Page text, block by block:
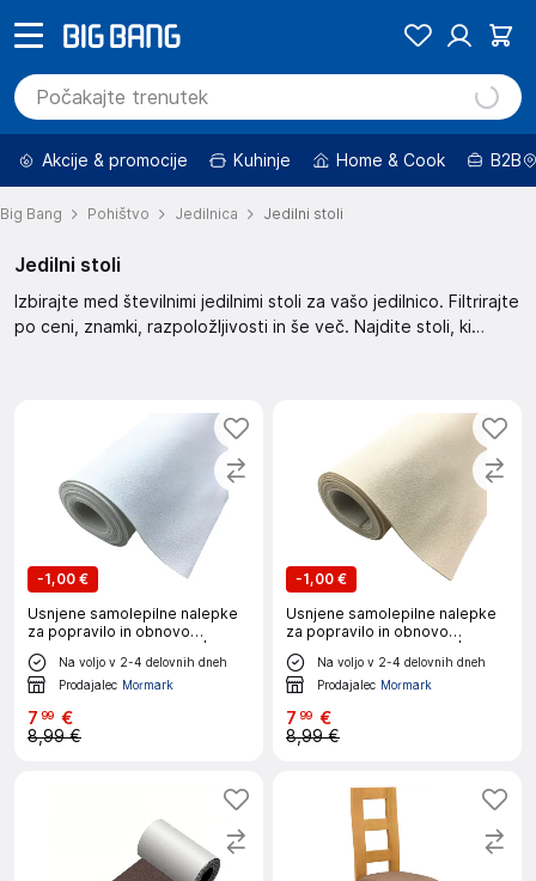
Akcije & promocije Kuhinje Home & Cook B2B
Big Bang Pohištvo Jedilnica Jedilni stoli
Jedilni stoli
Izbirajte med številnimi jedilnimi stoli za vašo jedilnico. Filtrirajte
po ceni, znamki, razpoložljivosti in še več. Najdite stoli, ki
-1,00 €
Usnjene samolepilne nalepke
za popravilo in obnovo
usnjenih sedežev - Bela |
LEATHERPATCH
Na voljo v 2-4 delovnih dneh
Prodajalec Mormark
7 99 €
8,99 €
-1,00 €
Usnjene samolepilne nalepke
za popravilo in obnovo
usnjenih sedežev - Bež |
LEATHERPATCH
Na voljo v 2-4 delovnih dneh
Prodajalec Mormark
7 99 €
8,99 €